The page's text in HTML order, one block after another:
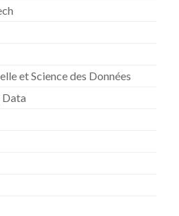
et Science des Données